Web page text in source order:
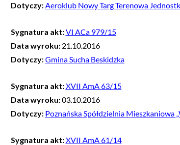
Dotyczy:Aeroklub Nowy Targ Terenowa
Sygnatura akt:VI ACa 979/15
Data wyroku: 21.10.2016
Dotyczy:Gmina Sucha Beskidzka
Sygnatura akt:XVII AmA 63/15
Data wyroku:03.10.2016
Dotyczy: Poznańska Spółdzielnia Mieszkaniowa
Sygnatura akt:XVII AmA 61/14